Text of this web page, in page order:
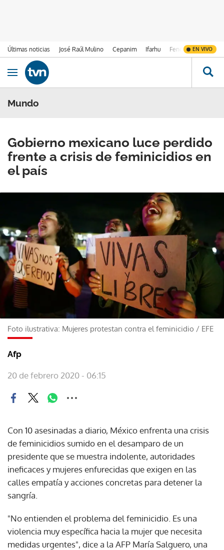
Últimas noticias José Raúl Mulino Cepanim Ifarhu Fenómeno de El
EN VIVO
Ir al contenido
Obrir navegació
Mundo
Gobierno mexicano luce perdido
frente a crisis de feminicidios en
el país
Foto ilustrativa: Mujeres protestan contra el feminicidio / EFE
Afp
20 de febrero 2020 - 06:15
Con 10 asesinadas a diario, México enfrenta una crisis
de feminicidios sumido en el desamparo de un
presidente que se muestra indolente, autoridades
ineficaces y mujeres enfurecidas que exigen en las
calles empatía y acciones concretas para detener la
sangría.
"No entienden el problema del feminicidio. Es una
violencia muy específica hacia la mujer que necesita
medidas urgentes", dice a la AFP María Salguero, una